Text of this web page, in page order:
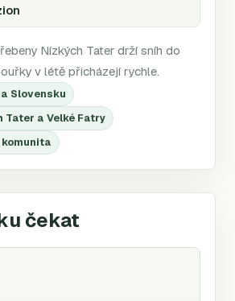
Nízkých Tater drží sníh do
v létě přicházejí rychle.
Slovensku
Tater a Velké Fatry
čekat